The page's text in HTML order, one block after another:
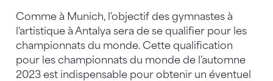
Comme à Munich, l'objectif des gymnastes à
l'artistique à Antalya sera de se qualifier pour les
championnats du monde. Cette qualification
pour les championnats du monde de l'automne
2023 est indispensable pour obtenir un éventuel